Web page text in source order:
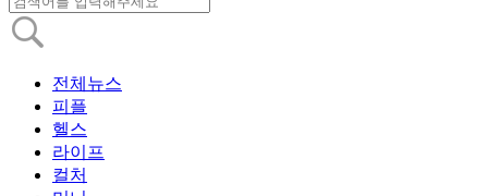
전체뉴스
피플
헬스
라이프
컬처